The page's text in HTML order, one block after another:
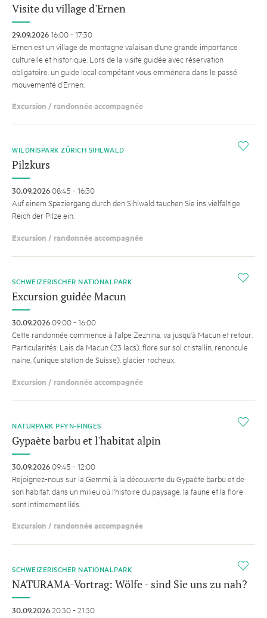
Visite du village d'Ernen
29.09.202616:00 - 17:30
Ernen est un village de montagne valaisan d’une grande importance
culturelle et historique. Lors de la visite guidée avec réservation
obligatoire, un guide local compétant vous emmènera dans le passé
mouvementé d’Ernen.
Excursion / randonnée accompagnée
i
WILDNISPARK ZÜRICH SIHLWALD
Pilzkurs
30.09.202608:45 - 16:30
Auf einem Spaziergang durch den Sihlwald tauchen Sie ins vielfältige
Reich der Pilze ein.
Excursion / randonnée accompagnée
i
SCHWEIZERISCHER NATIONALPARK
Excursion guidée Macun
30.09.202609:00 - 16:00
Cette randonnée commence à l'alpe Zeznina, va jusqu'à Macun et retour.
Particularités: Lais da Macun (23 lacs), flore sur sol cristallin, renoncule
naine, (unique station de Suisse), glacier rocheux.
Excursion / randonnée accompagnée
i
NATURPARK PFYN-FINGES
Gypaète barbu et l'habitat alpin
30.09.202609:45 - 12:00
Rejoignez-nous sur la Gemmi, à la découverte du Gypaète barbu et de
son habitat, dans un milieu où l'histoire du paysage, la faune et la flore
sont intimement liés.
Excursion / randonnée accompagnée
i
SCHWEIZERISCHER NATIONALPARK
NATURAMA-Vortrag: Wölfe - sind Sie uns zu nah?
30.09.202620:30 - 21:30